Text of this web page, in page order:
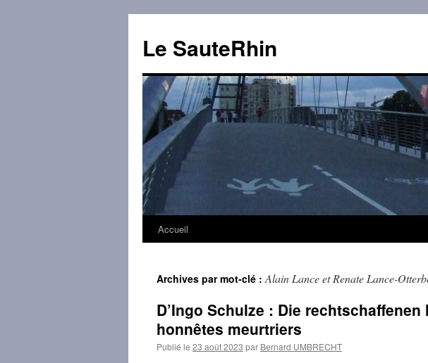
contenu
Le SauteRhin
Accueil
Archives par mot-clé :Alain Lance et Renate Lance-
D’Ingo Schulze : Die
honnêtes meurtriers
Publié le 23 août 2023 par Bernard UMBRECHT